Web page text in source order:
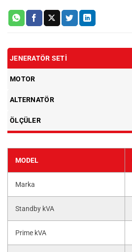
JENERATÖR SETI
MOTOR
ALTERNATÖR
ÖLÇÜLER
MODEL
Marka
Standby kVA
Prime kVA